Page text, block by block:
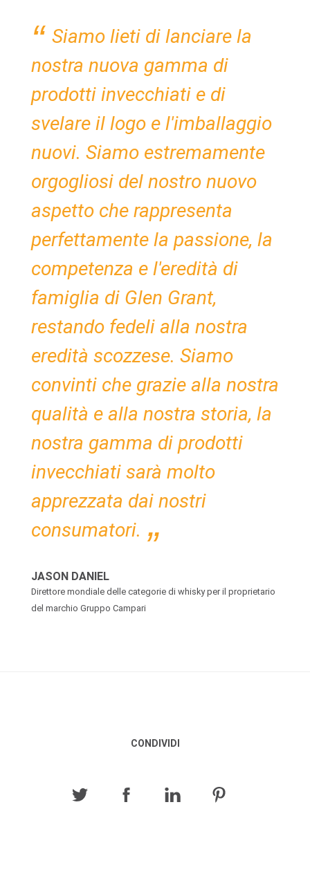
Siamo lieti di lanciare la
nostra nuova gamma di
prodotti invecchiati e di
svelare il logo e l'imballaggio
nuovi. Siamo estremamente
orgogliosi del nostro nuovo
aspetto che rappresenta
perfettamente la passione, la
competenza e l'eredità di
famiglia di Glen Grant,
restando fedeli alla nostra
eredità scozzese. Siamo
convinti che grazie alla nostra
qualità e alla nostra storia, la
nostra gamma di prodotti
invecchiati sarà molto
apprezzata dai nostri
consumatori.
JASON DANIEL
Direttore mondiale delle categorie di whisky per il proprietario
del marchio Gruppo Campari
CONDIVIDI